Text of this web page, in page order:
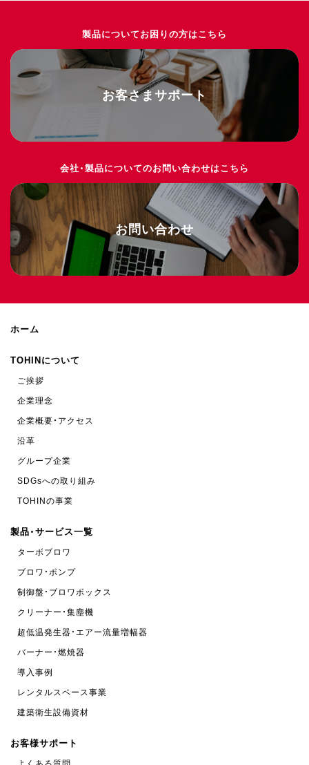
製品についてお困りの方はこちら
お客さまサポート
会社・製品についてのお問い合わせはこちら
お問い合わせ
ホーム
TOHINについて
ご挨拶
企業理念
企業概要・アクセス
沿革
グループ企業
SDGsへの取り組み
TOHINの事業
製品・サービス一覧
ターボブロワ
ブロワ・ポンプ
制御盤・ブロワボックス
クリーナー・集塵機
超低温発生器・エアー流量増幅器
バーナー・燃焼器
導入事例
レンタルスペース事業
建築衛生設備資材
お客様サポート